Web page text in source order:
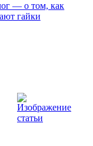
— о том, как
гайки